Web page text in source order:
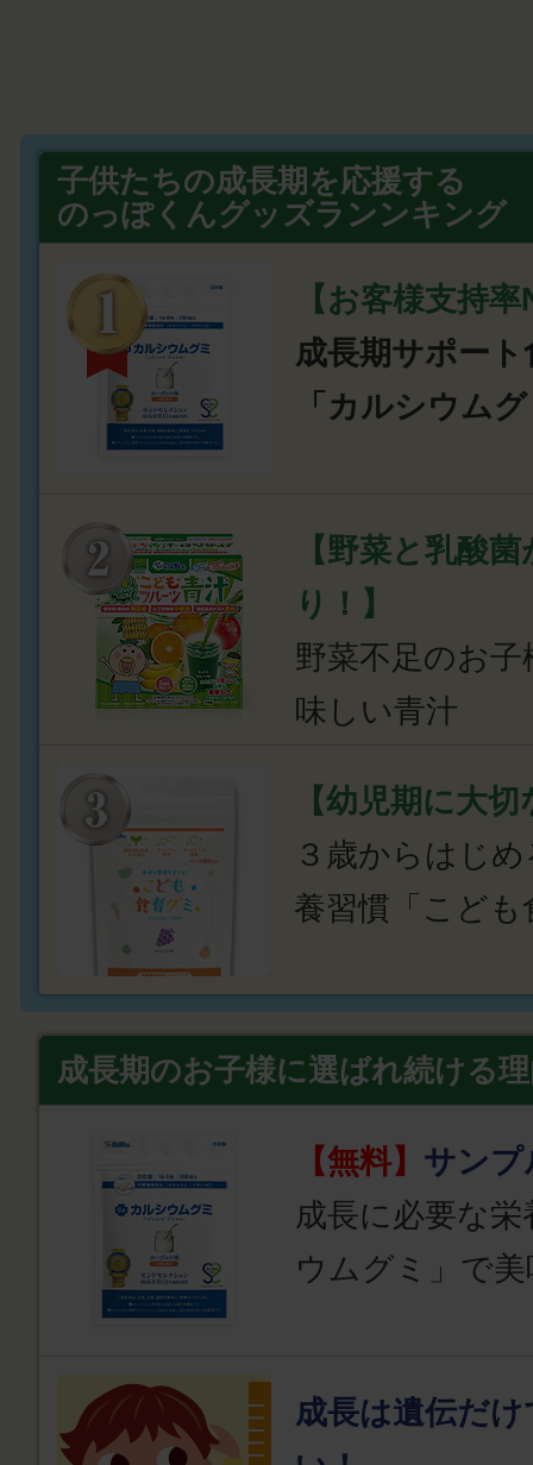
子供たちの成長期を応援する
のっぽくんグッズランンキング
【お客様支持
成長期サポート
「カルシウム
【野菜と乳酸
り！】
野菜不足のお
味しい青汁
【幼児期に大
３歳からはじ
養習慣「こども
成長期のお子様に選ばれ続ける
【無料】 サンプ
成長に必要な
ウムグミ」で
成長は遺伝だ